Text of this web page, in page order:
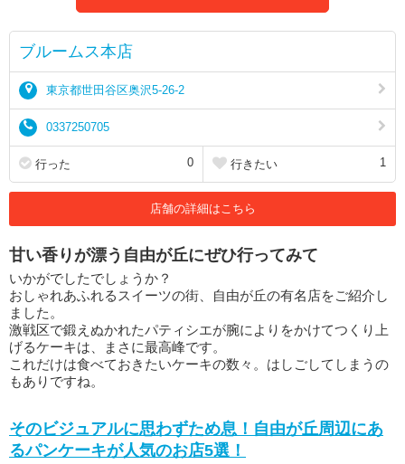
ブルームス本店
東京都世田谷区奥沢5-26-2
0337250705
行った 0 行きたい 1
店舗の詳細はこちら
甘い香りが漂う自由が丘にぜひ行ってみて
いかがでしたでしょうか？
おしゃれあふれるスイーツの街、自由が丘の有名店をご紹介し
ました。
激戦区で鍛えぬかれたパティシエが腕によりをかけてつくり上
げるケーキは、まさに最高峰です。
これだけは食べておきたいケーキの数々。はしごしてしまうの
もありですね。
そのビジュアルに思わずため息！自由が丘周辺にあ
るパンケーキが人気のお店5選！